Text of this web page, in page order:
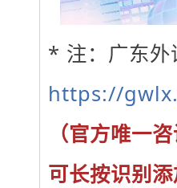
* 注：广东外
https://
（官方唯一
可长按识别